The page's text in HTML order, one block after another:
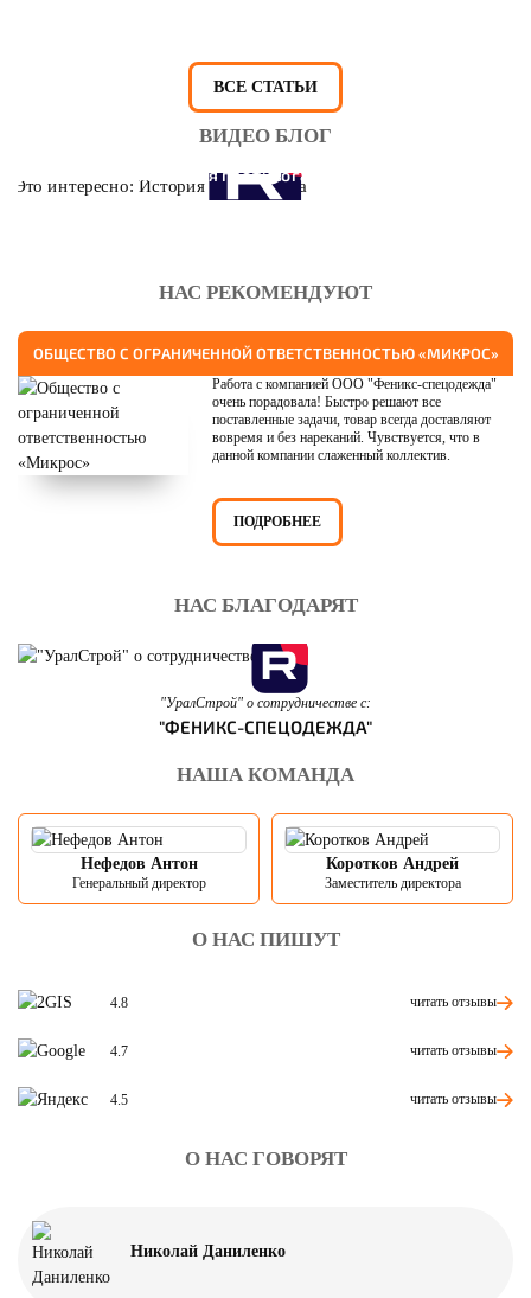
ВСЕ СТАТЬИ
ВИДЕО БЛОГ
Это интересно: История противогаза
НАС РЕКОМЕНДУЮТ
ОБЩЕСТВО С ОГРАНИЧЕННОЙ ОТВЕТСТВЕННОСТЬЮ «МИКРОС»
Работа с компанией ООО "Феникс-спецодежда"
очень порадовала! Быстро решают все
поставленные задачи, товар всегда доставляют
вовремя и без нареканий. Чувствуется, что в
данной компании слаженный коллектив.
ПОДРОБНЕЕ
НАС БЛАГОДАРЯТ
"УралСтрой" о сотрудничестве с:
"ФЕНИКС-СПЕЦОДЕЖДА"
НАША КОМАНДА
Нефедов Антон
Генеральный директор
Коротков Андрей
Заместитель директора
О НАС ПИШУТ
4.8 читать отзывы
4.7 читать отзывы
4.5 читать отзывы
О НАС ГОВОРЯТ
Николай Даниленко